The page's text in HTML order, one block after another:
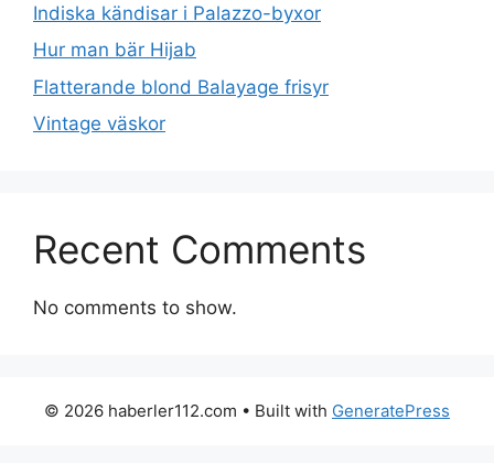
Indiska kändisar i Palazzo-byxor
Hur man bär Hijab
Flatterande blond Balayage frisyr
Vintage väskor
Recent Comments
No comments to show.
© 2026 haberler112.com • Built with GeneratePress